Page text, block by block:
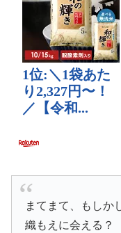
まてまて、もしか
織もえに会える？